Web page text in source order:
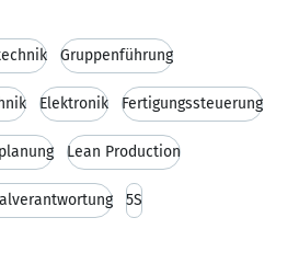
Gruppenführung
Elektronik Fertigungssteuerung
Lean Production
5S